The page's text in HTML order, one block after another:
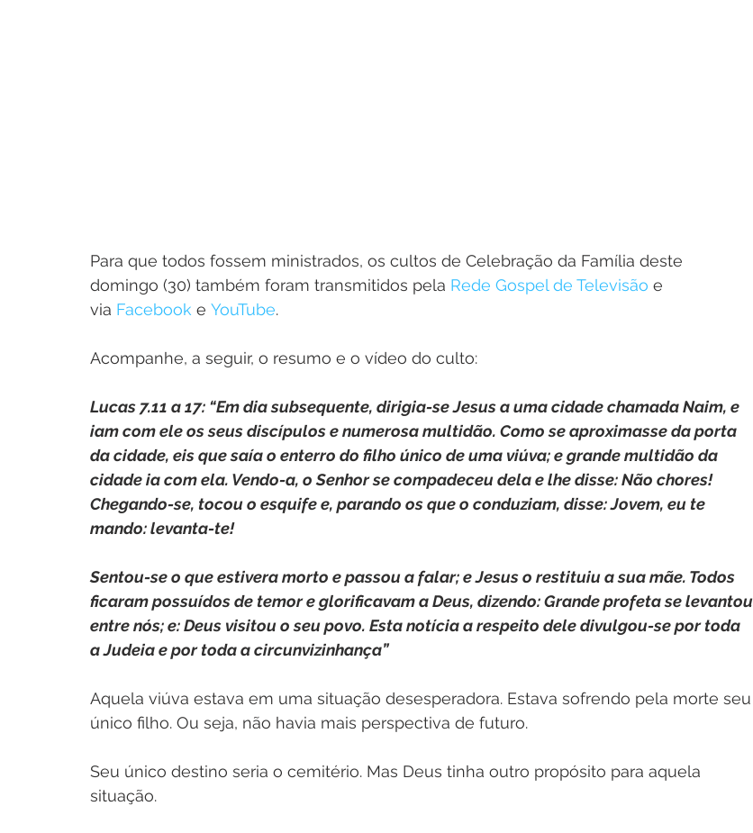
Para que todos fossem ministrados, os cultos de Celebração da Família deste
domingo (30) também foram transmitidos pela Rede Gospel de Televisão e
via Facebook e YouTube.
Acompanhe, a seguir, o resumo e o vídeo do culto:
Lucas 7.11 a 17: “Em dia subsequente, dirigia-se Jesus a uma cidade chamada Naim, e
iam com ele os seus discípulos e numerosa multidão. Como se aproximasse da porta
da cidade, eis que saía o enterro do filho único de uma viúva; e grande multidão da
cidade ia com ela. Vendo-a, o Senhor se compadeceu dela e lhe disse: Não chores!
Chegando-se, tocou o esquife e, parando os que o conduziam, disse: Jovem, eu te
mando: levanta-te!
Sentou-se o que estivera morto e passou a falar; e Jesus o restituiu a sua mãe. Todos
ficaram possuídos de temor e glorificavam a Deus, dizendo: Grande profeta se levantou
entre nós; e: Deus visitou o seu povo. Esta notícia a respeito dele divulgou-se por toda
a Judeia e por toda a circunvizinhança”
Aquela viúva estava em uma situação desesperadora. Estava sofrendo pela morte seu
único filho. Ou seja, não havia mais perspectiva de futuro.
Seu único destino seria o cemitério. Mas Deus tinha outro propósito para aquela
situação.